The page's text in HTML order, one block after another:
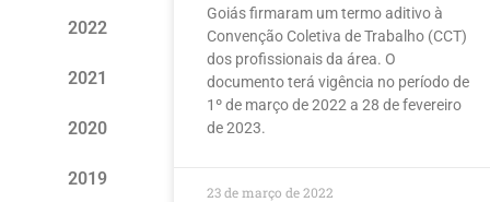
2022
2021
2020
2019
Goiás firmaram um termo aditivo à
Convenção Coletiva de Trabalho (CCT)
dos profissionais da área. O
documento terá vigência no período de
1º de março de 2022 a 28 de fevereiro
de 2023.
23 de março de 2022